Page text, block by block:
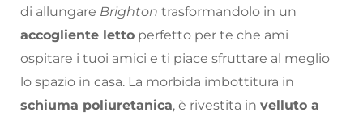
di allungare Brighton trasformandolo in un
accogliente letto perfetto per te che ami
ospitare i tuoi amici e ti piace sfruttare al meglio
lo spazio in casa. La morbida imbottitura in
schiuma poliuretanica, è rivestita in velluto a